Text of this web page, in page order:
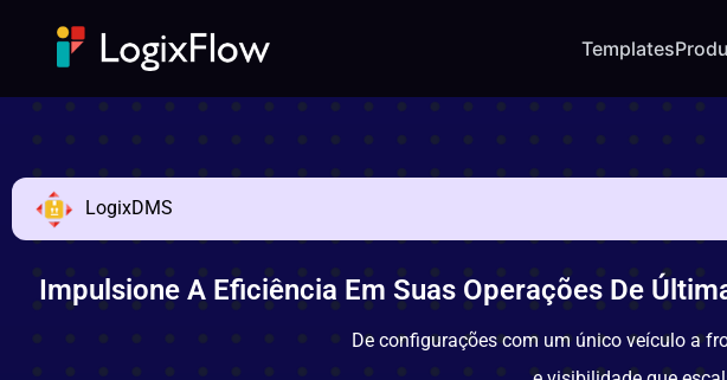
Templates
LogixDMS
Impulsione A Eficiência Em Suas Operações De
De configurações com um único veículo a